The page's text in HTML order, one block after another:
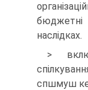
наслідках.
>
спшмуш